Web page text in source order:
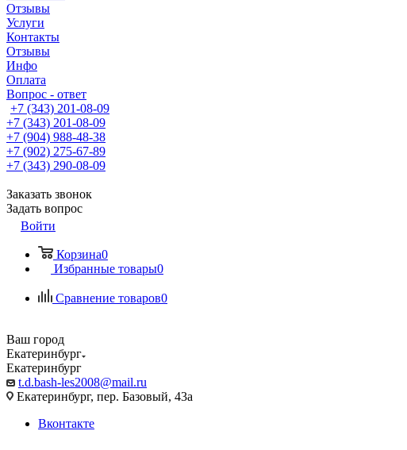
Отзывы
Услуги
Контакты
Отзывы
Инфо
Оплата
Вопрос - ответ
+7 (343) 201-08-09
+7 (343) 201-08-09
+7 (904) 988-48-38
+7 (902) 275-67-89
+7 (343) 290-08-09
Заказать звонок
Задать вопрос
Войти
Корзина0
Избранные товары0
Сравнение товаров0
Ваш город
Екатеринбург
Екатеринбург
t.d.bash-les2008@mail.ru
Екатеринбург, пер. Базовый, 43а
Вконтакте